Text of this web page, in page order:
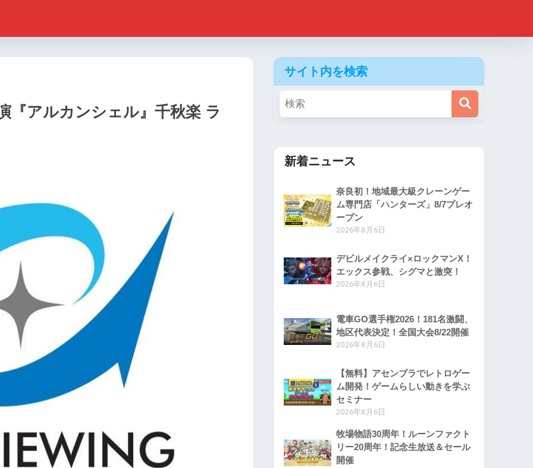
『アルカンシェル』千秋楽 ラ
サイト内を検索
新着ニュース
奈良初！地域最大級クレーンゲー
ム専門店「ハンターズ」8/7プレオ
ープン
2026年8月6日
デビルメイクライ×ロックマンX！
エックス参戦、シグマと激突！
2026年8月6日
電車GO選手権2026！181名激闘、
地区代表決定！全国大会8/22開催
2026年8月6日
【無料】アセンブラでレトロゲー
ム開発！ゲームらしい動きを学ぶ
セミナー
2026年8月6日
牧場物語30周年！ルーンファクト
リー20周年！記念生放送＆セール
開催